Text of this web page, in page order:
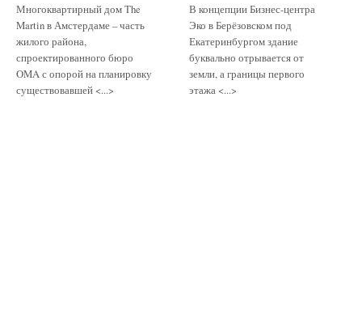
Многоквартирный дом The
Martin в Амстердаме – часть
жилого района,
спроектированного бюро
OMA с опорой на планировку
существовавшей <...>
В концепции Бизнес-центра
Эко в Берёзовском под
Екатеринбургом здание
буквально отрывается от
земли, а границы первого
этажа <...>